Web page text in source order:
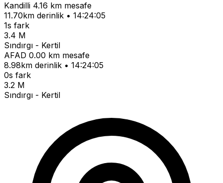
Kandilli 4.16 km mesafe
11.70km derinlik • 14:24:05
1s fark
3.4 M
Sındırgı - Kertil
AFAD 0.00 km mesafe
8.98km derinlik • 14:24:05
0s fark
3.2 M
Sındırgı - Kertil